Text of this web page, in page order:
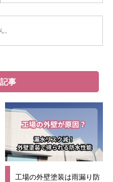
事
工場の外壁塗装は雨漏り防